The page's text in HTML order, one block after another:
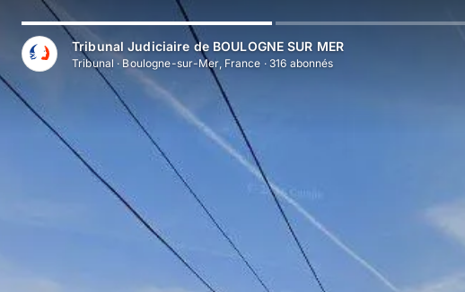
Aller au contenu principal
Tribunal Judiciaire de BOULOGNE SUR MER
Tribunal · Boulogne-sur-Mer, France · 316 abonnés